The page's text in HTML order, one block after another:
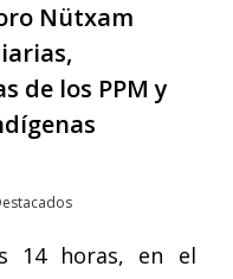
Nütxam
de los PPM y
14 horas, en el